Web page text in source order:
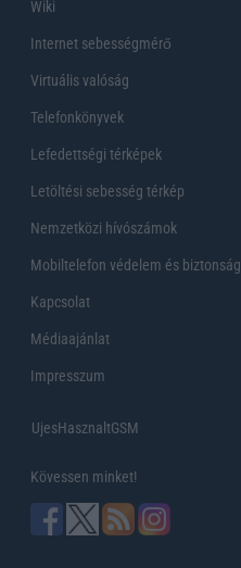
Wiki
Internet sebességmérő
Virtuális valóság
Telefonkönyvek
Lefedettségi térképek
Letöltési sebesség térkép
Nemzetközi hívószámok
Mobiltelefon védelem és biztonság
Kapcsolat
Médiaajánlat
Impresszum
UjesHasznaltGSM
Kövessen minket!